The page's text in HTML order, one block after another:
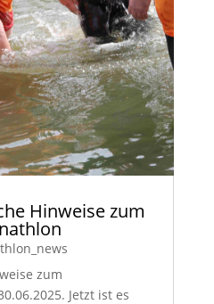
Hinweise zum
zum
Jetzt ist es